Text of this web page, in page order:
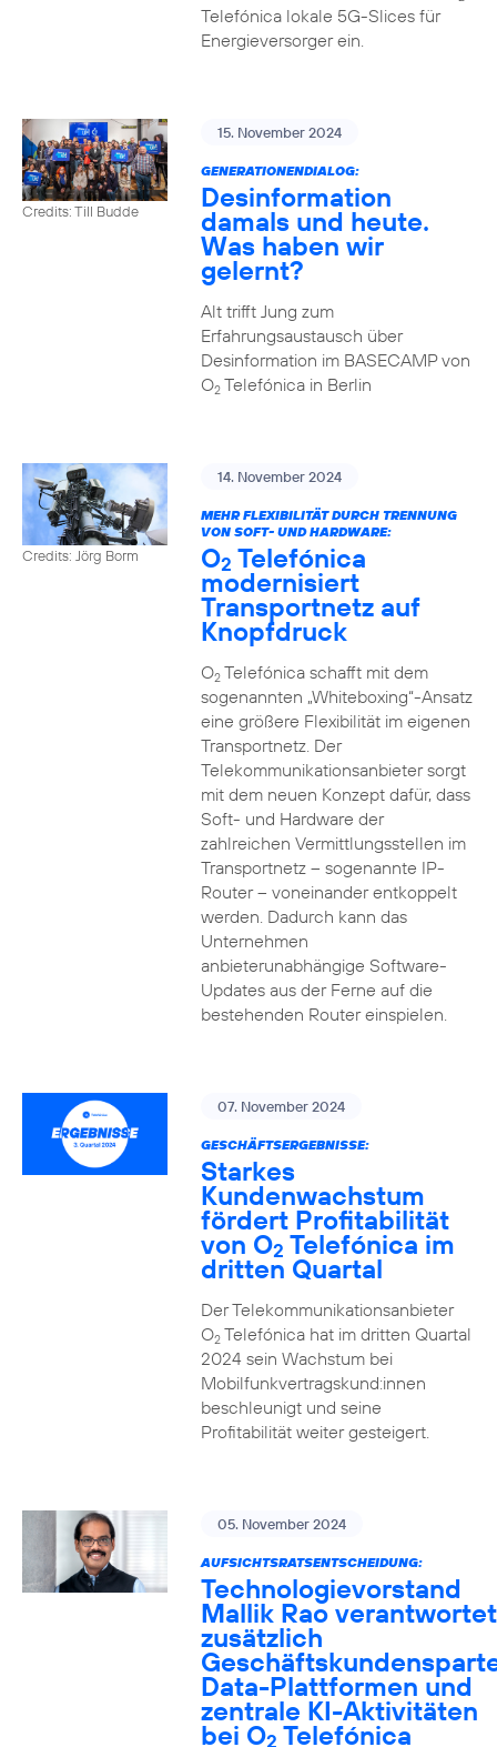
Telefónica lokale 5G-Slices für
Energieversorger ein.
Credits: Till Budde
15. November 2024
GENERATIONENDIALOG:
Desinformation
damals und heute.
Was haben wir
gelernt?
Alt trifft Jung zum
Erfahrungsaustausch über
Desinformation im BASECAMP von
O2Telefónica in Berlin
Credits: Jörg Borm
14. November 2024
MEHR FLEXIBILITÄT DURCH TRENNUNG
VON SOFT- UND HARDWARE:
O2 Telefónica
modernisiert
Transportnetz auf
Knopfdruck
O2Telefónica schafft mit dem
sogenannten „Whiteboxing“-Ansatz
eine größere Flexibilität im eigenen
Transportnetz. Der
Telekommunikationsanbieter sorgt
mit dem neuen Konzept dafür, dass
Soft- und Hardware der
zahlreichen Vermittlungsstellen im
Transportnetz – sogenannte IP-
Router – voneinander entkoppelt
werden. Dadurch kann das
Unternehmen
anbieterunabhängige Software-
Updates aus der Ferne auf die
bestehenden Router einspielen.
07. November 2024
GESCHÄFTSERGEBNISSE:
Starkes
Kundenwachstum
fördert Profitabilität
von O2 Telefónica im
dritten Quartal
Der Telekommunikationsanbieter
O2Telefónica hat im dritten Quartal
2024 sein Wachstum bei
Mobilfunkvertragskund:innen
beschleunigt und seine
Profitabilität weiter gesteigert.
05. November 2024
AUFSICHTSRATSENTSCHEIDUNG:
Technologievorstand
Mallik Rao verantwortet
zusätzlich
Data-Plattformen und
zentrale KI-Aktivitäten
bei O2 Telefónica